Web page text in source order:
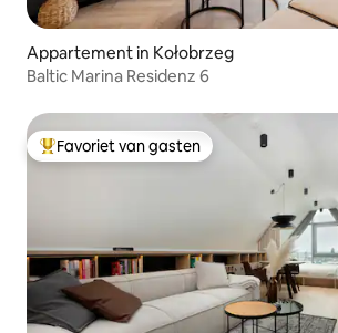
Appartement in Kołobrzeg
Baltic Marina Residenz 6
Topfavoriet van gasten
Favoriet van gasten